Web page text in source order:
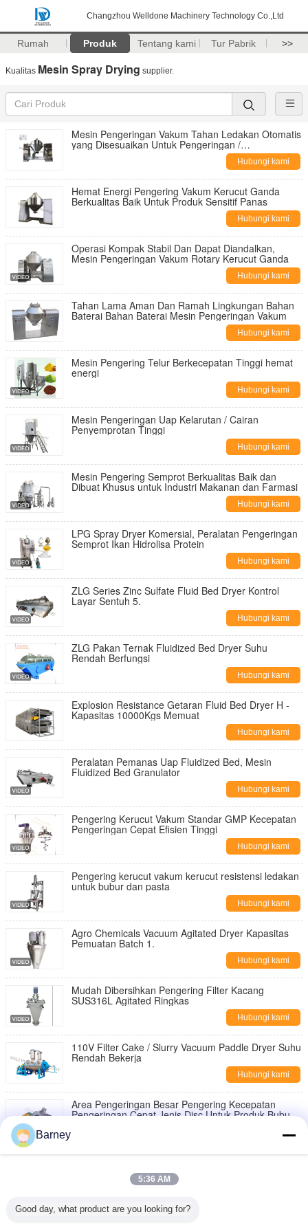
Changzhou Welldone Machinery Technology Co.,Ltd
Rumah Produk Tentang kami Tur Pabrik >>
Kualitas Mesin Spray Drying supplier.
Mesin Pengeringan Vakum Tahan Ledakan Otomatis
yang Disesuaikan Untuk Pengeringan /
Hubungi kami
Hemat Energi Pengering Vakum Kerucut Ganda
Berkualitas Baik Untuk Produk Sensitif Panas
Hubungi kami
Operasi Kompak Stabil Dan Dapat Diandalkan,
Mesin Pengeringan Vakum Rotary Kerucut Ganda
Hubungi kami
Tahan Lama Aman Dan Ramah Lingkungan Bahan
Baterai Bahan Baterai Mesin Pengeringan Vakum
Hubungi kami
Mesin Pengering Telur Berkecepatan Tinggi hemat
energi
Hubungi kami
Mesin Pengeringan Uap Kelarutan / Cairan
Penyemprotan Tinggi
Hubungi kami
Mesin Pengering Semprot Berkualitas Baik dan
Dibuat Khusus untuk Industri Makanan dan Farmasi
Hubungi kami
LPG Spray Dryer Komersial, Peralatan Pengeringan
Semprot Ikan Hidrolisa Protein
Hubungi kami
ZLG Series Zinc Sulfate Fluid Bed Dryer Kontrol
Layar Sentuh 5.
Hubungi kami
ZLG Pakan Ternak Fluidized Bed Dryer Suhu
Rendah Berfungsi
Hubungi kami
Explosion Resistance Getaran Fluid Bed Dryer H -
Kapasitas 10000Kgs Memuat
Hubungi kami
Peralatan Pemanas Uap Fluidized Bed, Mesin
Fluidized Bed Granulator
Hubungi kami
Pengering Kerucut Vakum Standar GMP Kecepatan
Pengeringan Cepat Efisien Tinggi
Hubungi kami
Pengering kerucut vakum kerucut resistensi ledakan
untuk bubur dan pasta
Hubungi kami
Agro Chemicals Vacuum Agitated Dryer Kapasitas
Pemuatan Batch 1.
Hubungi kami
Mudah Dibersihkan Pengering Filter Kacang
SUS316L Agitated Ringkas
Hubungi kami
110V Filter Cake / Slurry Vacuum Paddle Dryer Suhu
Rendah Bekerja
Hubungi kami
Area Pengeringan Besar Pengering Kecepatan
Pengeringan Cepat Jenis Disc Untuk Produk Bubuk
ZHG Series CS Bahan Vacuum Rake Dryer Ledakan
Barney
5:36 AM
Good day, what product are you looking for?